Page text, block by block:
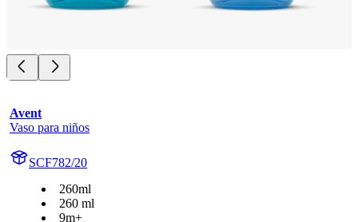
Avent
Vaso para niños
SCF782/20
260ml
260 ml
9m+